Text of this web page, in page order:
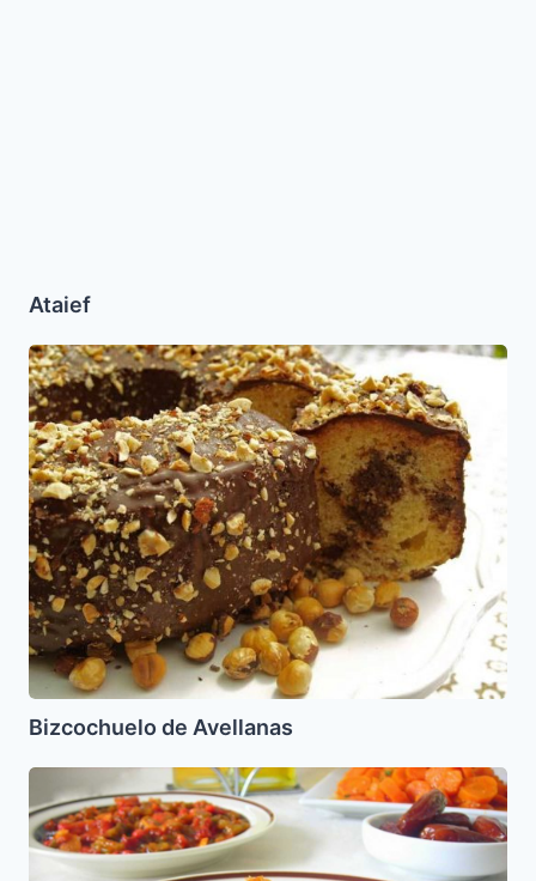
Ataief
Bizcochuelo
de
Avellanas
Bizcochuelo de Avellanas
Ensalada
de
Pimentones